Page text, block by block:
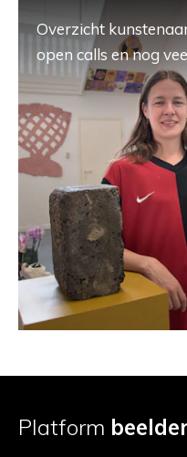
Overzicht
open calls en nog
Platform